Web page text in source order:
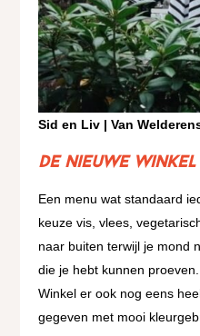
Sid en Liv | Van
De Nieuwe Winkel
Een menu wat standaard
keuze vis, vlees,
naar buiten terwijl je mond
die je hebt kunnen
Winkel er ook nog eens
gegeven met mooi